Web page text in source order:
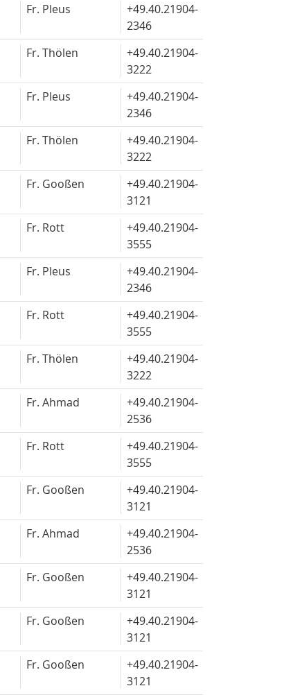
Fr. Pleus +49.40.21904-
2346
Fr. Thölen +49.40.21904-
3222
Fr. Pleus +49.40.21904-
2346
Fr. Thölen +49.40.21904-
3222
Fr. Gooßen +49.40.21904-
3121
Fr. Rott +49.40.21904-
3555
Fr. Pleus +49.40.21904-
2346
Fr. Rott +49.40.21904-
3555
Fr. Thölen +49.40.21904-
3222
Fr. Ahmad +49.40.21904-
2536
Fr. Rott +49.40.21904-
3555
Fr. Gooßen +49.40.21904-
3121
Fr. Ahmad +49.40.21904-
2536
Fr. Gooßen +49.40.21904-
3121
Fr. Gooßen +49.40.21904-
3121
Fr. Gooßen +49.40.21904-
3121